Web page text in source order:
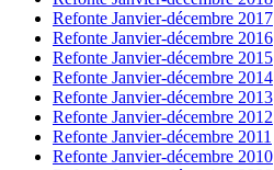
Refonte Janvier-décembre 2017
Refonte Janvier-décembre 2016
Refonte Janvier-décembre 2015
Refonte Janvier-décembre 2014
Refonte Janvier-décembre 2013
Refonte Janvier-décembre 2012
Refonte Janvier-décembre 2011
Refonte Janvier-décembre 2010